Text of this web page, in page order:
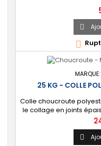


MARQUE:
25 KG - COLLE
Colle choucroute
le collage en joints
⚙️ [Résistante] Colle
résistante aux fortes
tout type de besoin :
